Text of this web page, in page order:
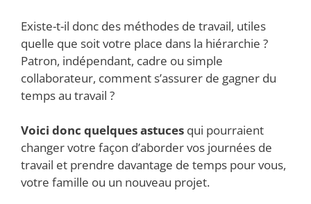
Existe-t-il donc des méthodes de travail, utiles
quelle que soit votre place dans la hiérarchie ?
Patron, indépendant, cadre ou simple
collaborateur, comment s’assurer de gagner du
temps au travail ?
Voici donc quelques astuces qui pourraient
changer votre façon d’aborder vos journées de
travail et prendre davantage de temps pour vous,
votre famille ou un nouveau projet.